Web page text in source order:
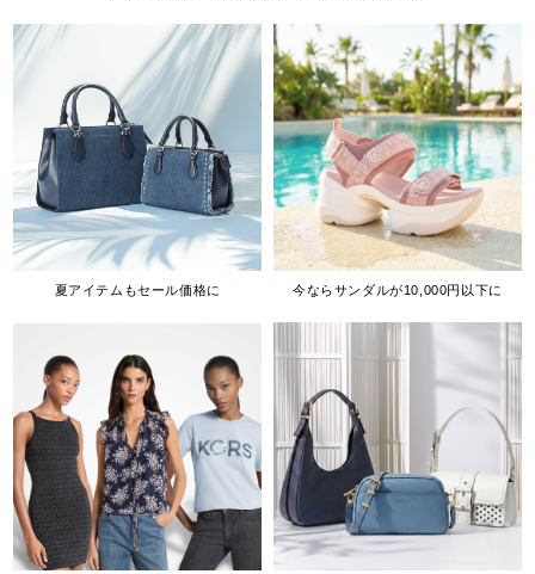
夏アイテムもセール価格に 今ならサンダルが10,000円以下に